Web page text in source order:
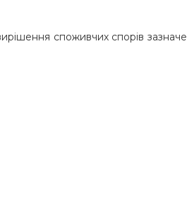
споживчих спорів